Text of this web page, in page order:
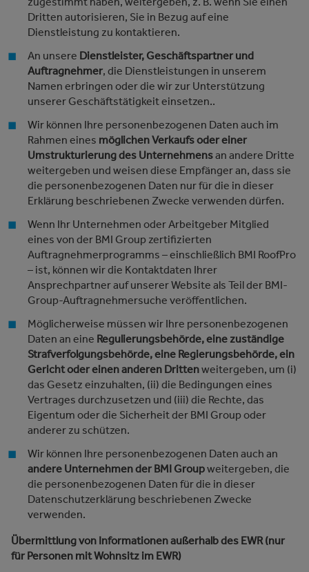
Dritten autorisieren, Sie in Bezug auf eine
Dienstleistung zu kontaktieren.
An unsere Dienstleister, Geschäftspartner und
Auftragnehmer, die Dienstleistungen in unserem
Namen erbringen oder die wir zur Unterstützung
unserer Geschäftstätigkeit einsetzen..
Wir können Ihre personenbezogenen Daten auch im
Rahmen eines möglichen Verkaufs oder einer
Umstrukturierung des Unternehmensan andere Dritte
weitergeben und weisen diese Empfänger an, dass sie
die personenbezogenen Daten nur für die in dieser
Erklärung beschriebenen Zwecke verwenden dürfen.
Wenn Ihr Unternehmen oder Arbeitgeber Mitglied
eines von der BMI Group zertifizierten
Auftragnehmerprogramms – einschließlich BMI RoofPro
– ist, können wir die Kontaktdaten Ihrer
Ansprechpartner auf unserer Website als Teil der BMI-
Group-Auftragnehmersuche veröffentlichen.
Möglicherweise müssen wir Ihre personenbezogenen
Daten an eine Regulierungsbehörde, eine zuständige
Strafverfolgungsbehörde, eine Regierungsbehörde, ein
Gericht oder einen anderen Drittenweitergeben, um (i)
das Gesetz einzuhalten, (ii) die Bedingungen eines
Vertrages durchzusetzen und (iii) die Rechte, das
Eigentum oder die Sicherheit der BMI Group oder
anderer zu schützen.
Wir können Ihre personenbezogenen Daten auch an
andere Unternehmen der BMI Groupweitergeben, die
die personenbezogenen Daten für die in dieser
Datenschutzerklärung beschriebenen Zwecke
verwenden.
Übermittlung von Informationen außerhalb des EWR (nur
für Personen mit Wohnsitz im EWR)